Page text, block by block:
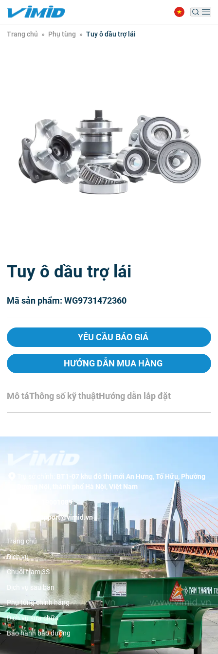
Trang chủ » Phụ tùng » Tuy ô dầu trợ lái
Tuy ô dầu trợ lái
Mã sản phẩm: WG9731472360
YÊU CẦU BÁO GIÁ
HƯỚNG DẪN MUA HÀNG
Mô tảThông số kỹ thuậtHướng dẫn lắp đặt
BT1-07 khu đô thị mới An Hưng, Tố Hữu, Phường
Dương Nội, thành phố Hà Nội, Việt Nam
19001089
support@vimid.vn
Trang chủ
Dịch vụ
Chuỗi trạm 3S
Dịch vụ sau bán
Phụ tùng chính hãng
Dịch vụ sửa chữa
Bảo hành bảo dưỡng